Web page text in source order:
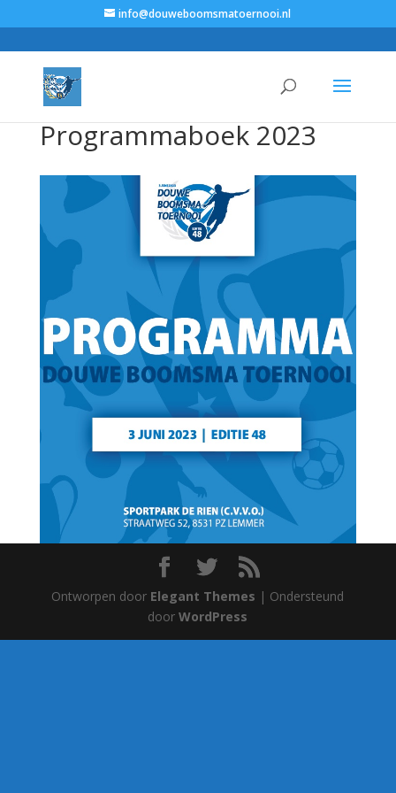
info@douweboomsmatoernooi.nl
Programmaboek 2023
Ontworpen door Elegant Themes | Ondersteund
doorWordPress